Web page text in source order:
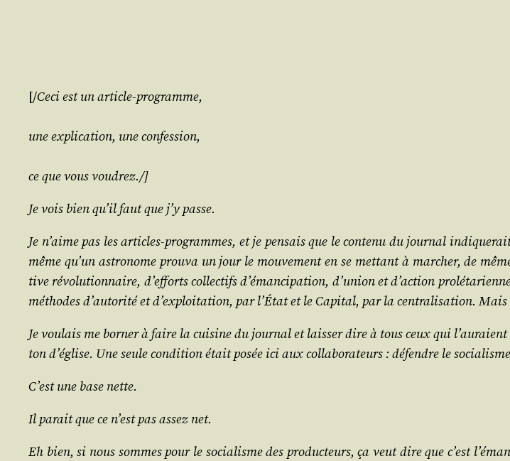
[/​Ceci est un article-programme,
une expli­ca­tion, une confession,
ce que vous voudrez./]
Je vois bien qu’il faut que j’y passe.
Je n’aime pas les articles-pro­grammes, et je pen­sais que le conte­nu du jour­nal
même qu’un astro­nome prou­va un jour le mou­ve­ment en se met­tant à mar­cher, de
tive révo­lu­tion­naire, d’ef­forts col­lec­tifs d’é­man­ci­pa­tion, d’u­nion et d’ac­tion
méthodes d’au­to­ri­té et d’ex­ploi­ta­tion, par l’É­tat et le Capi­tal, par la cen­tra­li­sa­tion.
Je vou­lais me bor­ner à faire la cui­sine du jour­nal et lais­ser dire à tous ceux qui
ton d’é­glise. Une seule condi­tion était posée ici aux col­la­bo­ra­teurs : défendre le
C’est une base nette.
Il parait que ce n’est pas assez net.
Eh bien, si nous sommes pour le socia­lisme des pro­duc­teurs, ça veut dire que c’est